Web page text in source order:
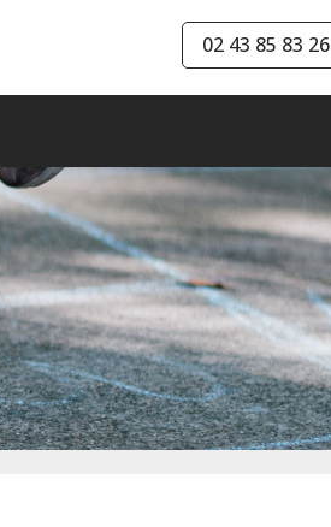
02 43 85 83 26